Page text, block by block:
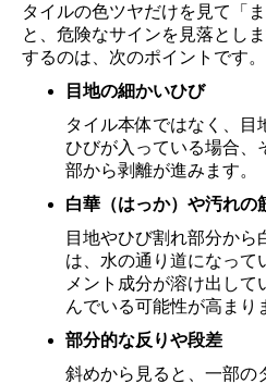
タイルの色ツヤだけを見て「
と、危険なサインを見落とし
するのは、次のポイントです。
目地の細かいひび
タイル本体ではなく、目
ひびが入っている場合、
部から剥離が進みます。
白華（はっか）や汚れの
目地やひび割れ部分か
は、水の通り道になって
メント成分が溶け出し
んでいる可能性が高まり
部分的な反りや段差
斜めから見ると、一部の